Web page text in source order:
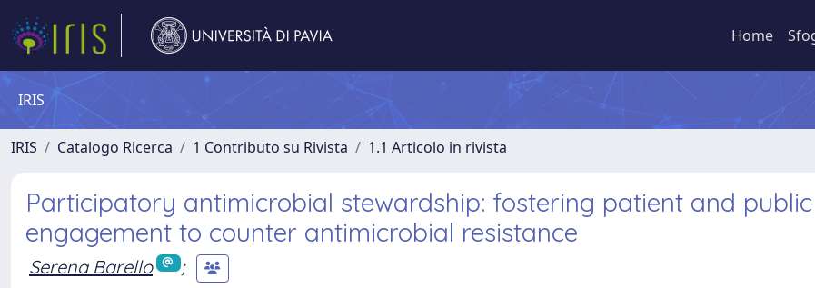
Home
IRIS
IRIS Catalogo Ricerca 1 Contributo su Rivista 1.1 Articolo in rivista
Participatory antimicrobial stewardship: fostering patient and public
engagement to counter antimicrobial resistance
Serena Barello
;